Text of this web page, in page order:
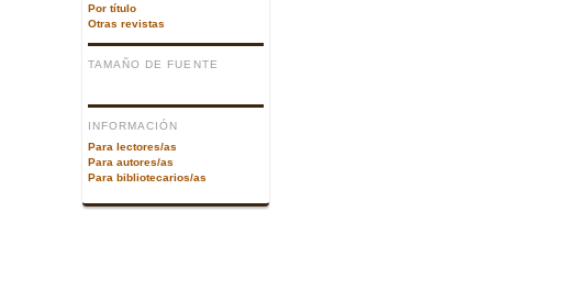
Por título
Otras revistas
TAMAÑO DE FUENTE
INFORMACIÓN
Para lectores/as
Para autores/as
Para bibliotecarios/as